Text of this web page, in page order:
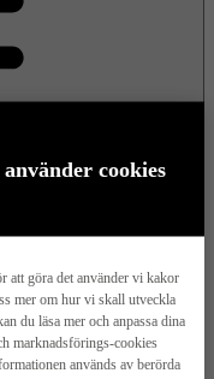
cookies
att göra det använder vi kakor
mer om hur vi skall utveckla
du läsa mer och anpassa dina
marknadsförings-cookies
används av berörda
Meny